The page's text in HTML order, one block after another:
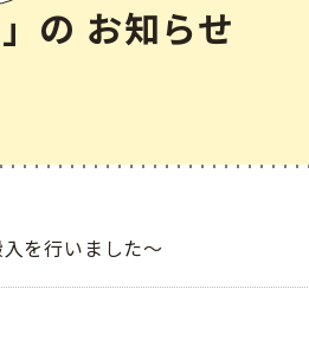
の お知らせ
を行いました～